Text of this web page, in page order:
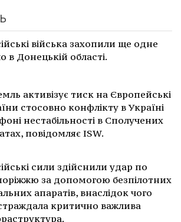
війська захопили ще одне
в Донецькій області.
активізує тиск на Європейські
стосовно конфлікту в Україні
нестабільності в Сполучених
повідомляє ISW.
сили здійснили удар по
за допомогою безпілотних
апаратів, внаслідок чого
критично важлива